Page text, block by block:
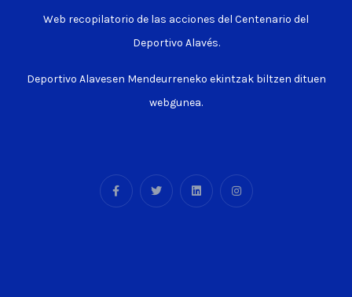
Web recopilatorio de las acciones del Centenario del
Deportivo Alavés.
Deportivo Alavesen Mendeurreneko ekintzak biltzen dituen
webgunea.